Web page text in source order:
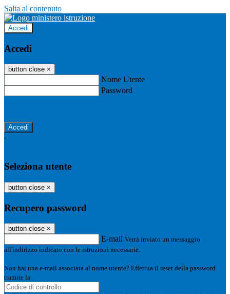
Salta al contenuto
Accedi
Accedi
button close ×
Nome Utente
Password
-
Seleziona utente
button close ×
Recupero password
button close ×
E-mail Verrà inviato un messaggio
all'indirizzo indicato con le istruzioni necessarie.
Non hai una e-mail associata al nome utente? Effettua il reset della password
tramite la